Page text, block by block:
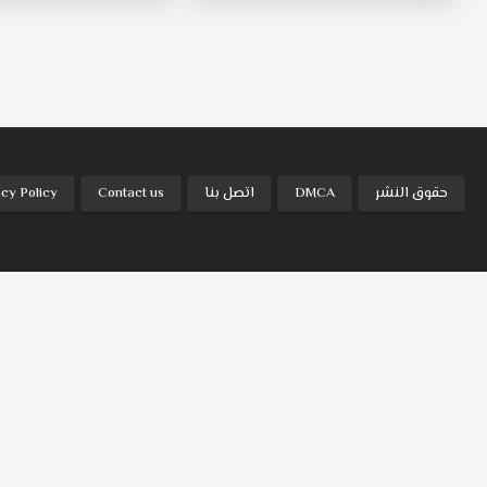
حقوق النشر DMCA اتصل بنا Contact us
Policy